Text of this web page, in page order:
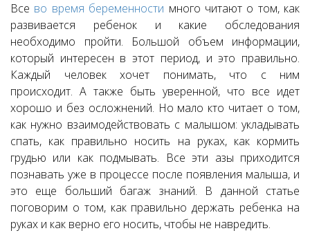
Все во время беременности много читают о том, как
развивается ребенок и какие обследования
необходимо пройти. Большой объем информации,
который интересен в этот период, и это правильно.
Каждый человек хочет понимать, что с ним
происходит. А также быть уверенной, что все идет
хорошо и без осложнений. Но мало кто читает о том,
как нужно взаимодействовать с малышом: укладывать
спать, как правильно носить на руках, как кормить
грудью или как подмывать. Все эти азы приходится
познавать уже в процессе после появления малыша, и
это еще больший багаж знаний. В данной статье
поговорим о том, как правильно держать ребенка на
руках и как верно его носить, чтобы не навредить.